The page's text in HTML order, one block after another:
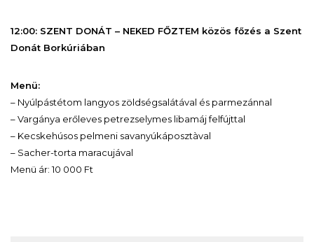
12:00: SZENT DONÁT – NEKED FŐZTEM közös főzés a Szent
Donát Borkúriában
Menü:
– Nyúlpástétom langyos zöldségsalátával és parmezánnal
– Vargánya erőleves petrezselymes libamáj felfújttal
– Kecskehúsos pelmeni savanyúkáposztàval
– Sacher-torta maracujával
Menü ár: 10 000 Ft